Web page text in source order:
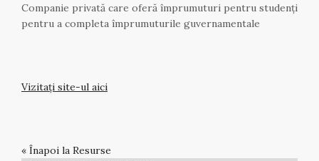
A LUA LEGATURA
Companie privată care oferă împrumuturi pentru studenți
pentru a completa împrumuturile guvernamentale
Vizitați site-ul aici
« Înapoi la Resurse